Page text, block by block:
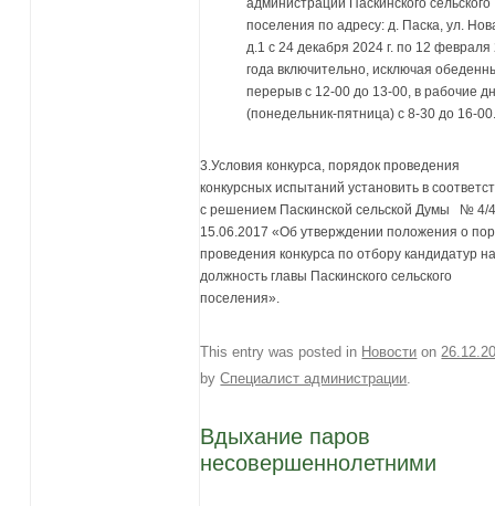
поселения по адресу: д. Паска, ул.
д.1 с 24 декабря 2024 г. по 12 февраля
года включительно, исключая
перерыв с 12-00 до 13-00, в рабочие
(понедельник-пятница) с 8-30 до 16-00.
3.Условия конкурса, порядок проведения
конкурсных испытаний установить в
с решением Паскинской сельской Думы № 4/
15.06.2017 «Об утверждении положения о
проведения конкурса по отбору кандидатур
должность главы Паскинского сельского
поселения».
This entry was posted in Новости on
byСпециалист администрации.
Вдыхание паров
несовершеннолетними